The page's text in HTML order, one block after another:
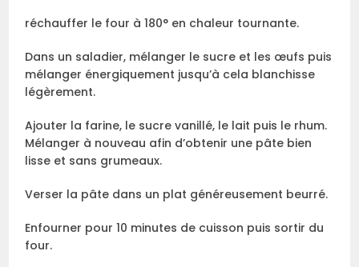
réchauffer le four à 180° en chaleur tournante.
Dans un saladier, mélanger le sucre et les œufs puis
mélanger énergiquement jusqu’à cela blanchisse
légèrement.
Ajouter la farine, le sucre vanillé, le lait puis le rhum.
Mélanger à nouveau afin d’obtenir une pâte bien
lisse et sans grumeaux.
Verser la pâte dans un plat généreusement beurré.
Enfourner pour 10 minutes de cuisson puis sortir du
four.